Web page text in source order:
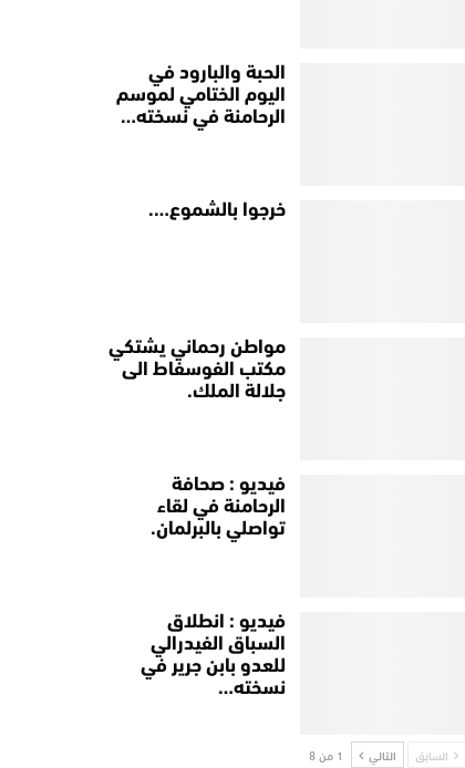
الحبة والبارود في
اليوم الختامي لموسم
الرحامنة في نسخته…
خرجوا بالشموع….
مواطن رحماني يشتكي
مكتب الفوسفاط الى
جلالة الملك.
فيديو : صحافة
الرحامنة في لقاء
تواصلي بالبرلمان.
فيديو : انطلاق
السباق الفيدرالي
للعدو بابن جرير في
نسخته…
السابق التالي 1 من 8